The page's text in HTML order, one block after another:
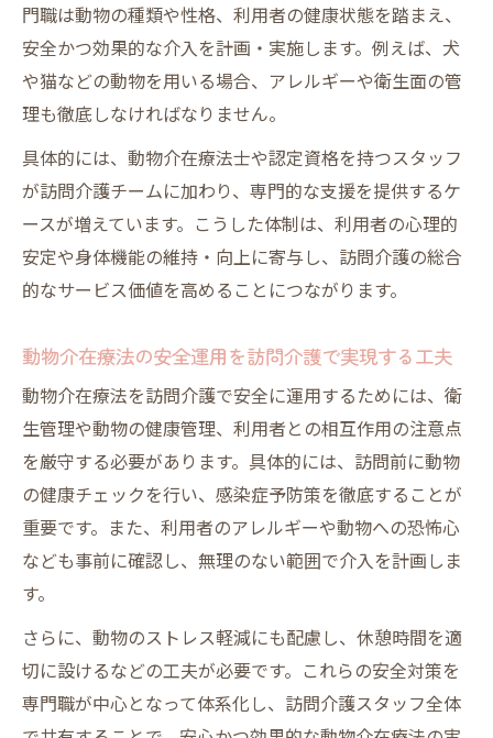
門職は動物の種類や性格、利用者の健康状態を踏まえ、
安全かつ効果的な介入を計画・実施します。例えば、犬
や猫などの動物を用いる場合、アレルギーや衛生面の管
理も徹底しなければなりません。
具体的には、動物介在療法士や認定資格を持つスタッフ
が訪問介護チームに加わり、専門的な支援を提供するケ
ースが増えています。こうした体制は、利用者の心理的
安定や身体機能の維持・向上に寄与し、訪問介護の総合
的なサービス価値を高めることにつながります。
動物介在療法の安全運用を訪問介護で実現する工夫
動物介在療法を訪問介護で安全に運用するためには、衛
生管理や動物の健康管理、利用者との相互作用の注意点
を厳守する必要があります。具体的には、訪問前に動物
の健康チェックを行い、感染症予防策を徹底することが
重要です。また、利用者のアレルギーや動物への恐怖心
なども事前に確認し、無理のない範囲で介入を計画しま
す。
さらに、動物のストレス軽減にも配慮し、休憩時間を適
切に設けるなどの工夫が必要です。これらの安全対策を
専門職が中心となって体系化し、訪問介護スタッフ全体